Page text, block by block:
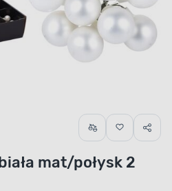
mat/połysk 2